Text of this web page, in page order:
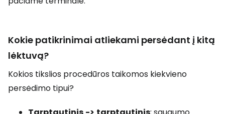
Kokie patikrinimai atliekami persėdant į kitą
lėktuvą?
Kokios tikslios procedūros taikomos kiekvieno
persėdimo tipui?